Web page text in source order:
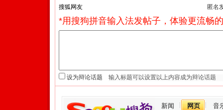
匿名
*用搜狗拼音输入法发帖子，体验更流畅
设为辩论话题
新闻 网页 音